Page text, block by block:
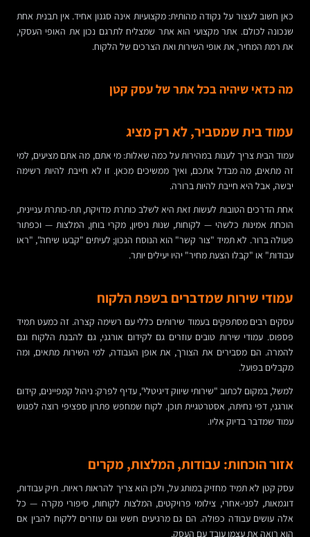
כאן חשוב לעצור על נקודה מהותית: מקצועיות אינה סגנון אחיד. אין תבנית אחת
שנכונה לכולם. אתר מקצועי הוא אתר שמצליח לתרגם נכון את האופי העסקי,
את רמת המחיר, את אופי השירות ואת הצרכים של הלקוח.
מה כדאי שיהיה בכל אתר של עסק קטן
עמוד בית שמסביר, לא רק מציג
עמוד הבית צריך לענות במהירות על כמה שאלות: מי אתם, מה אתם מציעים, למי
זה מתאים, מה מבדל אתכם, ואיך ממשיכים מכאן. זו לא חייבת להיות רשימה
יבשה, אבל היא חייבת להיות ברורה.
אחת הדרכים הטובות לעשות זאת היא לשלב כותרת מדויקת, תת-כותרת עניינית,
הוכחת אמינות כלשהי — לקוחות, שנות ניסיון, מקרי בוחן, המלצות — וכפתור
פעולה ברור. לא תמיד "צור קשר" הוא הנוסח הנכון; לעיתים "קבעו שיחה", "ראו
עבודות" או "קבלו הצעת מחיר" יהיו יעילים יותר.
עמודי שירות שמדברים בשפת הלקוח
עסקים רבים מסתפקים בעמוד שירותים כללי עם רשימה קצרה. זה כמעט תמיד
פספוס. עמודי שירות טובים עוזרים גם לקידום אורגני, גם להבנת הלקוח וגם
להמרה. הם מסבירים את הצורך, את אופן העבודה, למי השירות מתאים, ומה
מקבלים בפועל.
למשל, במקום לכתוב "שירותי שיווק דיגיטלי", עדיף לפרק: ניהול קמפיינים, קידום
אורגני, דפי נחיתה, אסטרטגיית תוכן. לקוח שמחפש פתרון ספציפי רוצה לפגוש
עמוד שמדבר בדיוק אליו.
אזור הוכחות: עבודות, המלצות, מקרים
עסק קטן לא תמיד מחזיק במותג על, ולכן הוא צריך להראות ראיות. תיק עבודות,
דוגמאות, לפני-אחרי, צילומי פרויקטים, המלצות לקוחות, סיפורי מקרה — כל
אלה עושים עבודה כפולה. הם גם מרגיעים חשש וגם עוזרים ללקוח להבין אם
הוא רואה את עצמו עובד עם העסק.